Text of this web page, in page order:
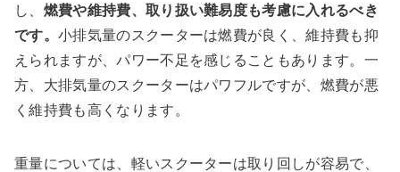
し、 燃費や維持費、取り扱い難易度も考慮に入れるべき
です。 小排気量のスクーターは燃費が良く、維持費も抑
えられますが、パワー不足を感じることもあります。一
方、大排気量のスクーターはパワフルですが、燃費が悪
く維持費も高くなります。
重量については、軽いスクーターは取り回しが容易で、